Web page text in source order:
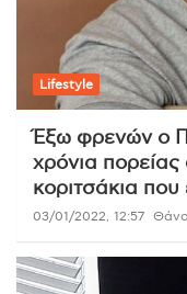
Lifestyle
Έξω φρενών ο
χρόνια
κοριτσάκια
03/01/2022, 12:57